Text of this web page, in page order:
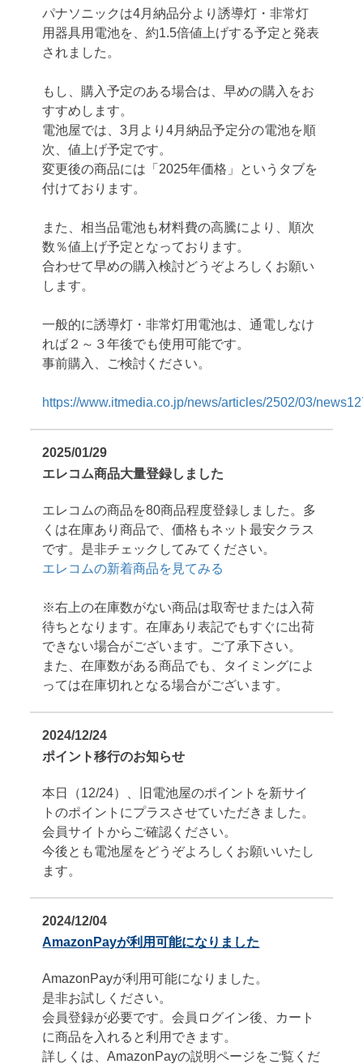
パナソニックは4月納品分より誘導灯・非常灯
用器具用電池を、約1.5倍値上げする予定と発表
されました。
もし、購入予定のある場合は、早めの購入をお
すすめします。
電池屋では、3月より4月納品予定分の電池を順
次、値上げ予定です。
変更後の商品には「2025年価格」というタブを
付けております。
また、相当品電池も材料費の高騰により、順次
数％値上げ予定となっております。
合わせて早めの購入検討どうぞよろしくお願い
します。
一般的に誘導灯・非常灯用電池は、通電しなけ
れば２～３年後でも使用可能です。
事前購入、ご検討ください。
https://www.itmedia.co.jp/news/articles/2502/03/
2025/01/29
エレコム商品大量登録しました
エレコムの商品を80商品程度登録しました。多
くは在庫あり商品で、価格もネット最安クラス
です。是非チェックしてみてください。
エレコムの新着商品を見てみる
※右上の在庫数がない商品は取寄せまたは入荷
待ちとなります。在庫あり表記でもすぐに出荷
できない場合がございます。ご了承下さい。
また、在庫数がある商品でも、タイミングによ
っては在庫切れとなる場合がございます。
2024/12/24
ポイント移行のお知らせ
本日（12/24）、旧電池屋のポイントを新サイ
トのポイントにプラスさせていただきました。
会員サイトからご確認ください。
今後とも電池屋をどうぞよろしくお願いいたし
ます。
2024/12/04
AmazonPayが利用可能になりました
AmazonPayが利用可能になりました。
是非お試しください。
会員登録が必要です。会員ログイン後、カート
に商品を入れると利用できます。
詳しくは、AmazonPayの説明ページをご覧くだ